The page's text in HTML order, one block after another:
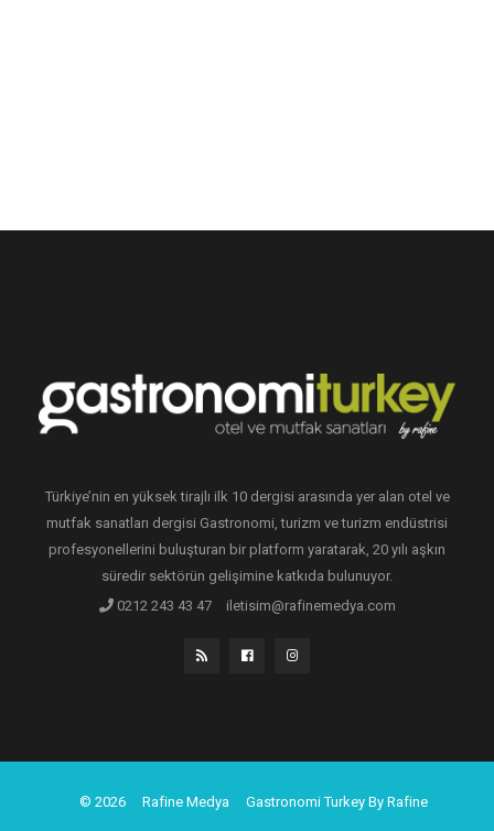
Türkiye’nin en yüksek tirajlı ilk 10 dergisi arasında yer alan otel ve
mutfak sanatları dergisi Gastronomi, turizm ve turizm endüstrisi
profesyonellerini buluşturan bir platform yaratarak, 20 yılı aşkın
süredir sektörün gelişimine katkıda bulunuyor.
0212 243 43 47
iletisim@rafinemedya.com
© 2026 Rafine Medya Gastronomi Turkey By Rafine